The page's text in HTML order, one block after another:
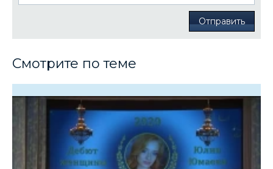
Отправить
Смотрите по теме